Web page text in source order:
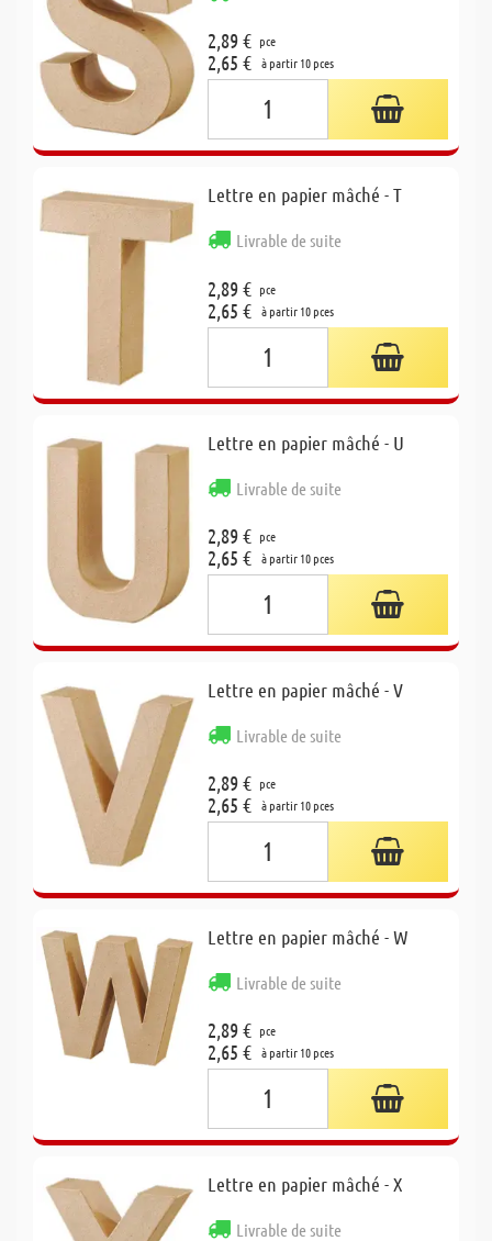
2,89 € pce
2,65 € à partir 10 pces
Lettre en papier mâché - T
Livrable de suite
2,89 € pce
2,65 € à partir 10 pces
Lettre en papier mâché - U
Livrable de suite
2,89 € pce
2,65 € à partir 10 pces
Lettre en papier mâché - V
Livrable de suite
2,89 € pce
2,65 € à partir 10 pces
Lettre en papier mâché - W
Livrable de suite
2,89 € pce
2,65 € à partir 10 pces
Lettre en papier mâché - X
Livrable de suite